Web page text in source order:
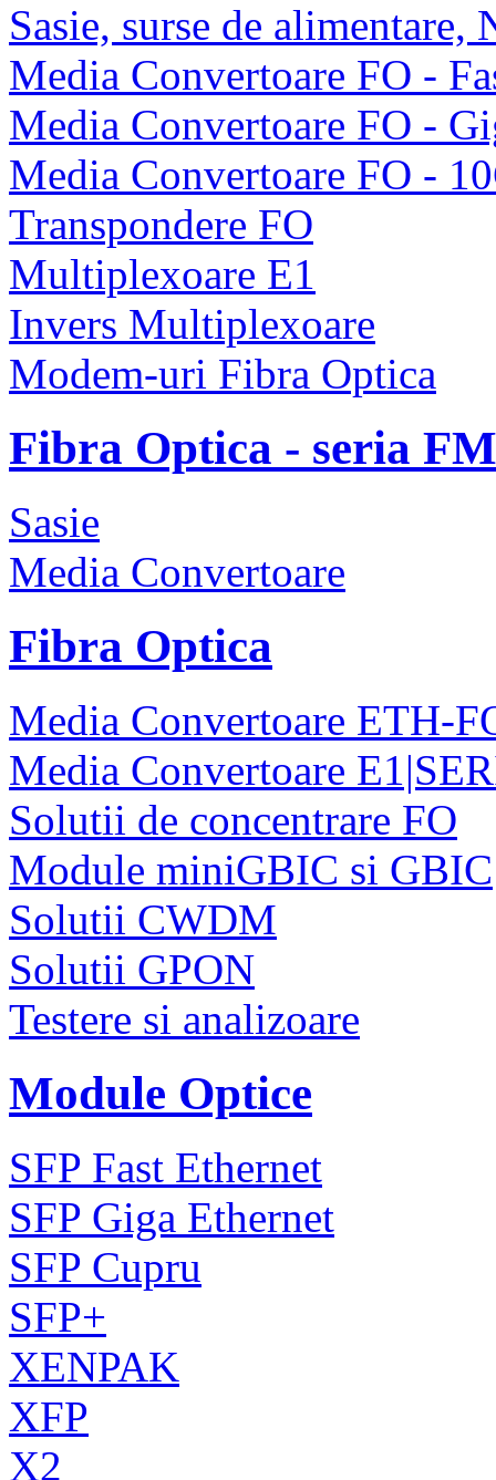
Sasie, surse de alimentare,
Media Convertoare FO -
Media Convertoare FO -
Media Convertoare FO -
Transpondere FO
Multiplexoare E1
Invers Multiplexoare
Modem-uri Fibra Optica
Fibra Optica - seria
Sasie
Media Convertoare
Fibra Optica
Media Convertoare ETH-
Media Convertoare
Solutii de concentrare FO
Module miniGBIC si GBIC
Solutii CWDM
Solutii GPON
Testere si analizoare
Module Optice
SFP Fast Ethernet
SFP Giga Ethernet
SFP Cupru
SFP+
XENPAK
XFP
X2